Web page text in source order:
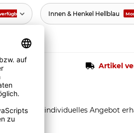
Innen & Henkel Hellblau
Artikel
stellen und individuelles Angebot